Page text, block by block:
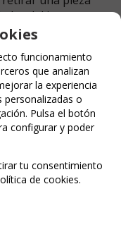
del juego o
el
para iniciar el
el ganador
nunca hayáis
rienda suelta a la
partida
la torre
el ganador
funcionamiento
que analizan
la experiencia
personalizadas o
Pulsa el botón
configurar y poder
tu consentimiento
de cookies.